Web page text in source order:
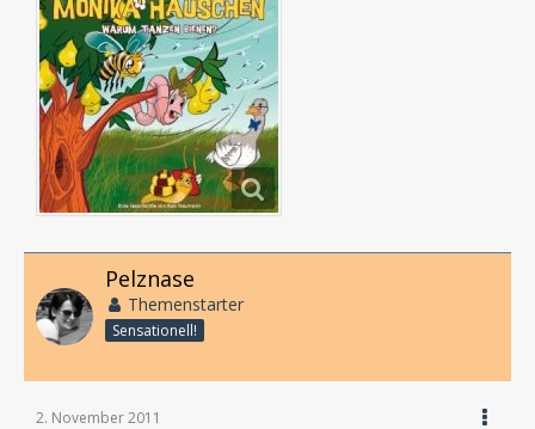
Pelznase
Themenstarter
Sensationell!
2. November 2011